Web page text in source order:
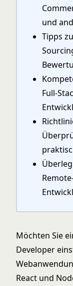
und
Tipps
Full-
Möchten Sie
Developer
React und